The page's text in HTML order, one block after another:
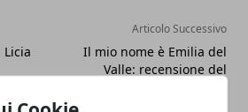
Articolo Successivo
Il mio nome è Emilia del
Valle: recensione del